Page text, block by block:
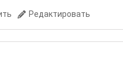
Редактировать